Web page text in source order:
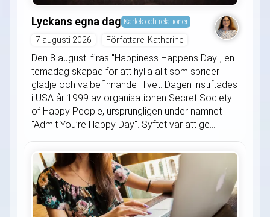
Lyckans egna dag Kärlek och relationer
7 augusti 2026 Författare: Katherine
Den 8 augusti firas "Happiness Happens Day", en
temadag skapad för att hylla allt som sprider
glädje och välbefinnande i livet. Dagen instiftades
i USA år 1999 av organisationen Secret Society
of Happy People, ursprungligen under namnet
"Admit You’re Happy Day". Syftet var att ge...